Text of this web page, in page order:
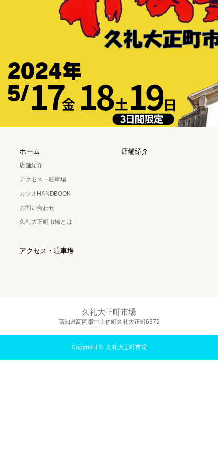
ホーム
店舗紹介
アクセス・駐車場
カツオHANDBOOK
お問い合わせ
久礼大正町市場とは
店舗紹介
アクセス・駐車場
久礼大正町市場
高知県高岡郡中土佐町久礼大正町6372
Copyright © 久礼大正町市場